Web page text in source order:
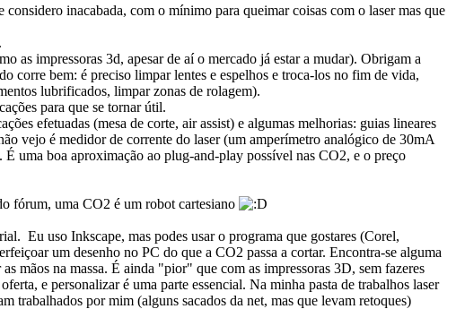
inacabada, com o mínimo para queimar coisas com o laser mas que
as impressoras 3d, apesar de aí o mercado já estar a mudar). Obrigam a
corre bem: é preciso limpar lentes e espelhos e troca-los no fim de vida,
lubrificados, limpar zonas de rolagem).
para que se tornar útil.
efetuadas (mesa de corte, air assist) e algumas melhorias: guias lineares
vejo é medidor de corrente do laser (um amperímetro analógico de 30mA
uma boa aproximação ao plug-and-play possível nas CO2, e o preço
fórum, uma CO2 é um robot cartesiano
Eu uso Inkscape, mas podes usar o programa que gostares (Corel,
um desenho no PC do que a CO2 passa a cortar. Encontra-se alguma
mãos na massa. É ainda "pior" que com as impressoras 3D, sem fazeres
e personalizar é uma parte essencial. Na minha pasta de trabalhos laser
trabalhados por mim (alguns sacados da net, mas que levam retoques)